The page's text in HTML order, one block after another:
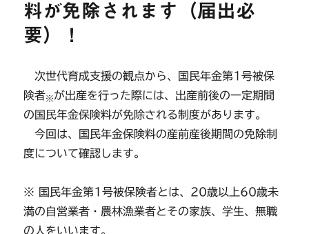
料が免除されます（届出必
要）！
次世代育成支援の観点から、国民年金第1号被保
険者※が出産を行った際には、出産前後の一定期間
の国民年金保険料が免除される制度があります。
今回は、国民年金保険料の産前産後期間の免除制
度について確認します。
※ 国民年金第1号被保険者とは、20歳以上60歳未
満の自営業者・農林漁業者とその家族、学生、無職
の人をいいます。